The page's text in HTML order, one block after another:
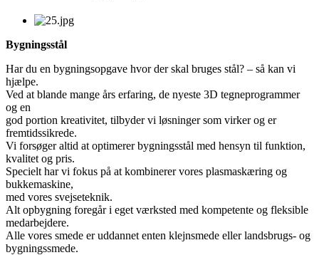
Bygningsstål
Har du en bygningsopgave hvor der skal bruges stål? – så kan vi
hjælpe.
Ved at blande mange års erfaring, de nyeste 3D tegneprogrammer
og en
god portion kreativitet, tilbyder vi løsninger som virker og er
fremtidssikrede.
Vi forsøger altid at optimerer bygningsstål med hensyn til funktion,
kvalitet og pris.
Specielt har vi fokus på at kombinerer vores plasmaskæring og
bukkemaskine,
med vores svejseteknik.
Alt opbygning foregår i eget værksted med kompetente og fleksible
medarbejdere.
Alle vores smede er uddannet enten klejnsmede eller landsbrugs- og
bygningssmede.